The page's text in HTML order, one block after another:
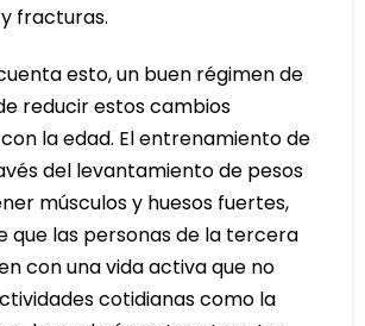
fracturas.
esto, un buen régimen de
reducir estos cambios
la edad. El entrenamiento de
del levantamiento de pesos
músculos y huesos fuertes,
que las personas de la tercera
con una vida activa que no
cotidianas como la